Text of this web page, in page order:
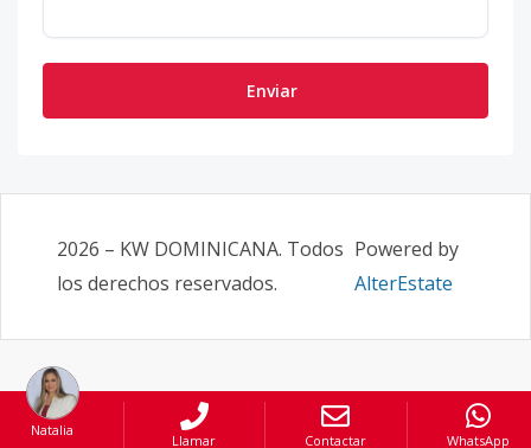
Enviar
Natalia
Llamar Contactar WhatsApp
2026 – KW DOMINICANA. Todos
los derechos reservados.
Powered by
AlterEstate